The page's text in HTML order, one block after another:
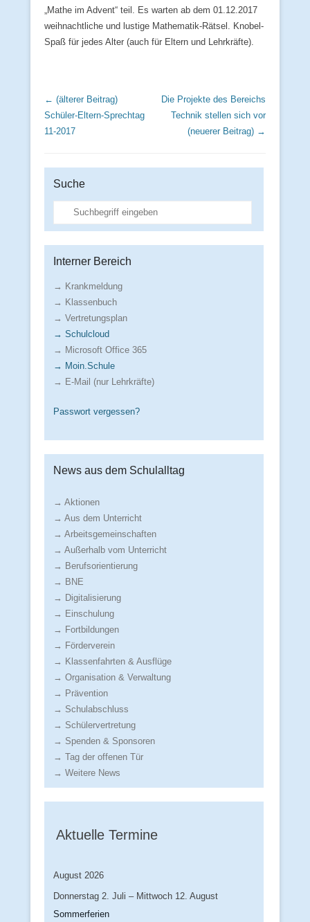
„Mathe im Advent“ teil. Es warten ab dem 01.12.2017
weihnachtliche und lustige Mathematik-Rätsel. Knobel-
Spaß für jedes Alter (auch für Eltern und Lehrkräfte).
Beitrags Übersicht
← (älterer Beitrag)
Schüler-Eltern-Sprechtag
11-2017
Die Projekte des Bereichs
Technik stellen sich vor
(neuerer Beitrag) →
Suche
Suche
Interner Bereich
→ Krankmeldung
→ Klassenbuch
→ Vertretungsplan
→ Schulcloud
→ Microsoft Office 365
→ Moin.Schule
→ E-Mail (nur Lehrkräfte)
Passwort vergessen?
News aus dem Schulalltag
→ Aktionen
→ Aus dem Unterricht
→ Arbeitsgemeinschaften
→ Außerhalb vom Unterricht
→ Berufsorientierung
→ BNE
→ Digitalisierung
→ Einschulung
→ Fortbildungen
→ Förderverein
→ Klassenfahrten & Ausflüge
→ Organisation & Verwaltung
→ Prävention
→ Schulabschluss
→ Schülervertretung
→ Spenden & Sponsoren
→ Tag der offenen Tür
→ Weitere News
Aktuelle Termine
August 2026
Donnerstag 2. Juli – Mittwoch 12. August
Sommerferien